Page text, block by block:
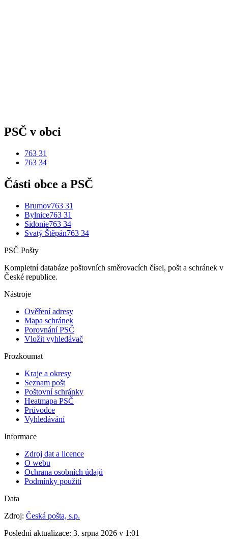
PSČ v obci
763 31
763 34
Části obce a PSČ
Brumov763 31
Bylnice763 31
Sidonie763 34
Svatý Štěpán763 34
PSČ Pošty
Kompletní databáze poštovních směrovacích čísel, pošt a schránek v
České republice.
Nástroje
Ověření adresy
Mapa schránek
Porovnání PSČ
Vložit vyhledávač
Prozkoumat
Kraje a okresy
Seznam pošt
Poštovní schránky
Heatmapa PSČ
Průvodce
Vyhledávání
Informace
Zdroj dat a licence
O webu
Ochrana osobních údajů
Podmínky použití
Data
Zdroj: Česká pošta, s.p.
Poslední aktualizace: 3. srpna 2026 v 1:01